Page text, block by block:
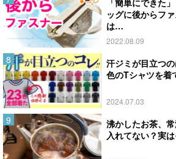
「簡単にできた
ッグに後からフ
は…
2022.08.09
汗ジミが目立つ
色のTシャツを
2024.07.03
沸かしたお茶、
入れてない？実